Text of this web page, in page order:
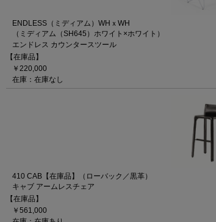
ENDLESS（ミディアム）WHｘWH
（ミディアム（SH645）ホワイト×ホワイト）
エンドレス カウンタースツール
【在庫品】
￥220,000
在庫：在庫なし
410 CAB【在庫品】（ローバック／黒革）
キャブ アームレスチェア
【在庫品】
￥561,000